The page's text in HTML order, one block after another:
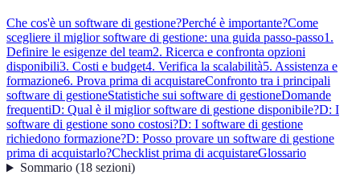
Che cos'è un software di gestione?Perché è importante?Come
scegliere il miglior software di gestione: una guida passo-passo1.
Definire le esigenze del team2. Ricerca e confronta opzioni
disponibili3. Costi e budget4. Verifica la scalabilità5. Assistenza e
formazione6. Prova prima di acquistareConfronto tra i principali
software di gestioneStatistiche sui software di gestioneDomande
frequentiD: Qual è il miglior software di gestione disponibile?D: I
software di gestione sono costosi?D: I software di gestione
richiedono formazione?D: Posso provare un software di gestione
prima di acquistarlo?Checklist prima di acquistareGlossario
Sommario(18 sezioni)